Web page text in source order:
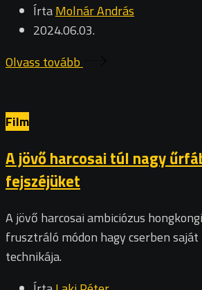
ÍrtaMolnár András
2024.06.03.
Olvass tovább
Film
A jövő harcosai túl nagy
fejszéjüket
A jövő harcosai ambiciózus
frusztráló módon hagy cserben saját
technikája.